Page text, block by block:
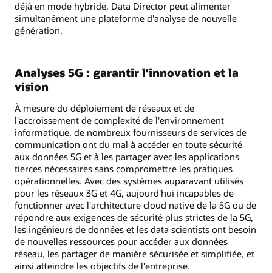
déjà en mode hybride, Data Director peut alimenter
simultanément une plateforme d'analyse de nouvelle
génération.
Analyses 5G : garantir l'innovation et la
vision
À mesure du déploiement de réseaux et de
l'accroissement de complexité de l'environnement
informatique, de nombreux fournisseurs de services de
communication ont du mal à accéder en toute sécurité
aux données 5G et à les partager avec les applications
tierces nécessaires sans compromettre les pratiques
opérationnelles. Avec des systèmes auparavant utilisés
pour les réseaux 3G et 4G, aujourd'hui incapables de
fonctionner avec l'architecture cloud native de la 5G ou de
répondre aux exigences de sécurité plus strictes de la 5G,
les ingénieurs de données et les data scientists ont besoin
de nouvelles ressources pour accéder aux données
réseau, les partager de manière sécurisée et simplifiée, et
ainsi atteindre les objectifs de l'entreprise.